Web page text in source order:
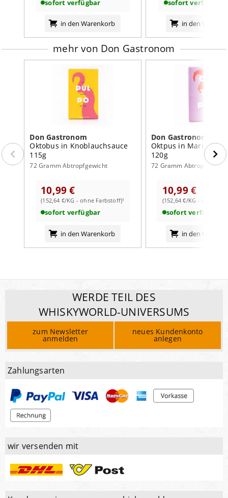
innerhalb von 1-2 Tagen verzehren.
Nährwertangaben:
je 100g
Brennwert
644 kJ /159kcal
- gesättigte Fettsäuren
- Zucker
0,0g
Eiweiß
18,0
sofort verfügbar
in den Warenkorb
sofort verfügbar
in den
mehr von Don Gastronom
Don Gastronom
Oktobus in Knoblauchsauce
115g
72 Gramm Abtropfgewicht
10,99 €
(152,64 €/KG - ohne Farbstoff)¹
sofort verfügbar
in den Warenkorb
Don Gastronom
Oktpus in Marinera
120g
72 Gramm
10,99 €
(152,64 €/KG - ohne
sofort verfügbar
in den
WERDE TEIL DES
WHISKYWORLD-UNIVERSUMS
zum Newsletter
anmelden
neues Kundenkonto
anlegen
Zahlungsarten
wir versenden mit